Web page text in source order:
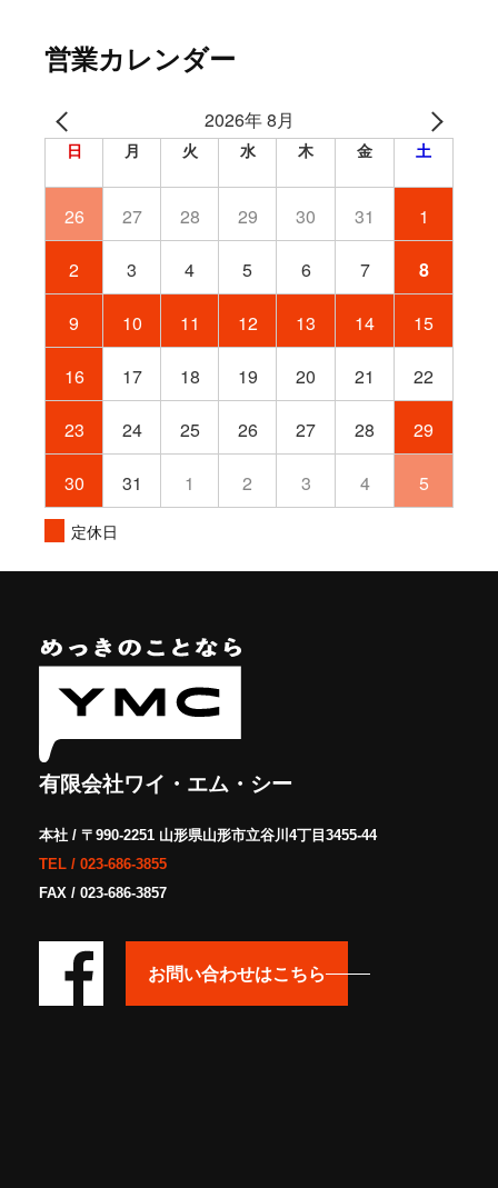
営業カレンダー
2026年 8月
日 月 火 水 木 金 土
26 27 28 29 30 31 1
2 3 4 5 6 7 8
9 10 11 12 13 14 15
16 17 18 19 20 21 22
23 24 25 26 27 28 29
30 31 1 2 3 4 5
定休日
有限会社ワイ・エム・シー
本社 / 〒990-2251 山形県山形市立谷川4丁目3455-44
TEL / 023-686-3855
FAX / 023-686-3857
お問い合わせはこちら